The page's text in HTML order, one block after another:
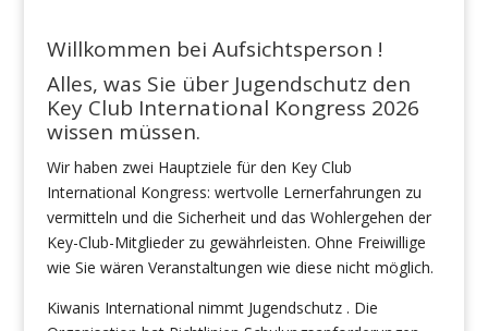
Willkommen bei Aufsichtsperson !
Alles, was Sie über Jugendschutz den
Key Club International Kongress 2026
wissen müssen.
Wir haben zwei Hauptziele für den Key Club
International Kongress: wertvolle Lernerfahrungen zu
vermitteln und die Sicherheit und das Wohlergehen der
Key-Club-Mitglieder zu gewährleisten. Ohne Freiwillige
wie Sie wären Veranstaltungen wie diese nicht möglich.
Kiwanis International nimmt Jugendschutz . Die